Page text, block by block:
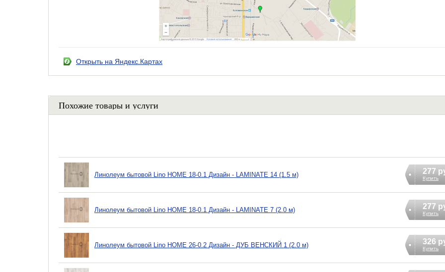
Открыть на Яндекс.Картах
Похожие товары и услуги
Линолеум бытовой Lino HOME 18-0.1 Дизайн - LAMINATE 14 (1.5 м) 277
Купить
Линолеум бытовой Lino HOME 18-0.1 Дизайн - LAMINATE 7 (2.0 м) 277
Купить
Линолеум бытовой Lino HOME 26-0.2 Дизайн - ДУБ ВЕНСКИЙ 1 (2.0 м) 326
Купить